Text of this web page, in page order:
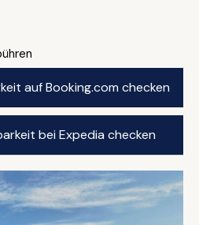
auf Booking.com checken
bei Expedia checken